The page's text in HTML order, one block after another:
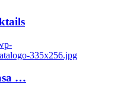
335x256.jpg
…